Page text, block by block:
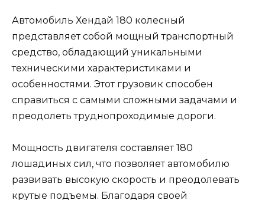
Автомобиль Хендай 180 колесный
представляет собой мощный транспортный
средство, обладающий уникальными
техническими характеристиками и
особенностями. Этот грузовик способен
справиться с самыми сложными задачами и
преодолеть труднопроходимые дороги.
Мощность двигателя составляет 180
лошадиных сил, что позволяет автомобилю
развивать высокую скорость и преодолевать
крутые подъемы. Благодаря своей